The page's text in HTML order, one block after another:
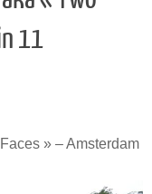
11
» – Amsterdam